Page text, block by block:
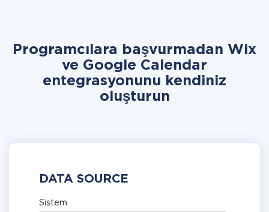
Programcılara başvurmadan Wix
ve Google Calendar
entegrasyonunu kendiniz
oluşturun
DATA SOURCE
Sistem